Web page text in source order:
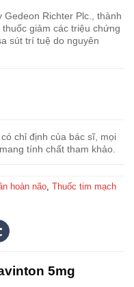
Richter Plc., thành
giảm các triệu chứng
sút trí tuệ do nguyên
chỉ định của bác sĩ, mọi
tính chất tham khảo.
hoàn não, Thuốc tim mạch
5mg